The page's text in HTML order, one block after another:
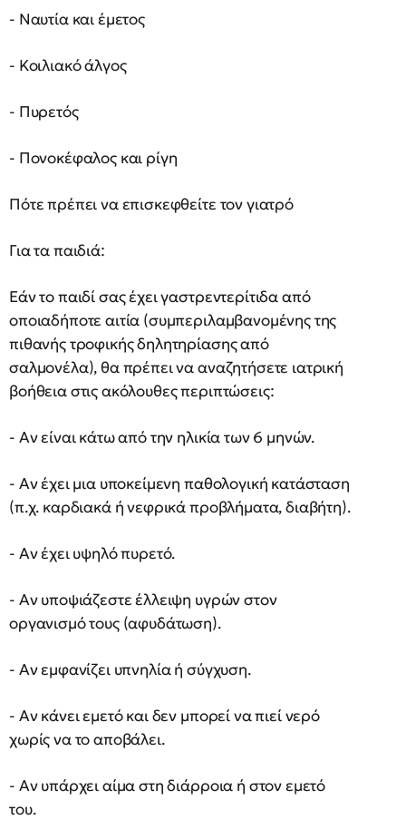
- Ναυτία και έμετος
- Κοιλιακό άλγος
- Πυρετός
- Πονοκέφαλος και ρίγη
Πότε πρέπει να επισκεφθείτε τον γιατρό
Για τα παιδιά:
Εάν το παιδί σας έχει γαστρεντερίτιδα από
οποιαδήποτε αιτία (συμπεριλαμβανομένης της
πιθανής τροφικής δηλητηρίασης από
σαλμονέλα), θα πρέπει να αναζητήσετε ιατρική
βοήθεια στις ακόλουθες περιπτώσεις:
- Αν είναι κάτω από την ηλικία των 6 μηνών.
- Αν έχει μια υποκείμενη παθολογική κατάσταση
(π.χ. καρδιακά ή νεφρικά προβλήματα, διαβήτη).
- Αν έχει υψηλό πυρετό.
- Αν υποψιάζεστε έλλειψη υγρών στον
οργανισμό τους (αφυδάτωση).
- Αν εμφανίζει υπνηλία ή σύγχυση.
- Αν κάνει εμετό και δεν μπορεί να πιεί νερό
χωρίς να το αποβάλει.
- Αν υπάρχει αίμα στη διάρροια ή στον εμετό
του.